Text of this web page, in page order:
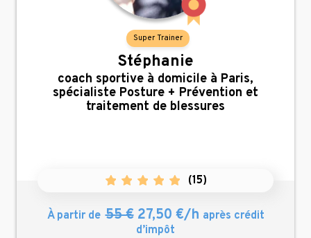
Super Trainer
Stéphanie
,
coach sportive à domicile à Paris,
spécialiste Posture + Prévention et
traitement de blessures
(15)
À partir de 55 €27,50 €/h après crédit
d’impôt